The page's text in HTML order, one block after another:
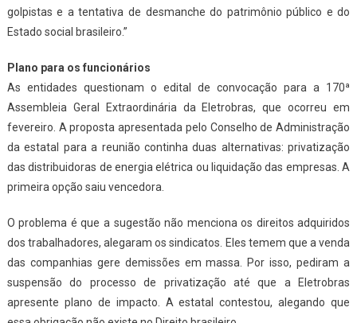
golpistas e a tentativa de desmanche do patrimônio público e do
Estado social brasileiro.”
Plano para os funcionários
As entidades questionam o edital de convocação para a 170ª
Assembleia Geral Extraordinária da Eletrobras, que ocorreu em
fevereiro. A proposta apresentada pelo Conselho de Administração
da estatal para a reunião continha duas alternativas: privatização
das distribuidoras de energia elétrica ou liquidação das empresas. A
primeira opção saiu vencedora.
O problema é que a sugestão não menciona os direitos adquiridos
dos trabalhadores, alegaram os sindicatos. Eles temem que a venda
das companhias gere demissões em massa. Por isso, pediram a
suspensão do processo de privatização até que a Eletrobras
apresente plano de impacto. A estatal contestou, alegando que